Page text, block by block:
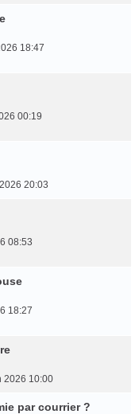
18:47
00:19
20:03
08:53
18:27
2026 10:00
par courrier ?